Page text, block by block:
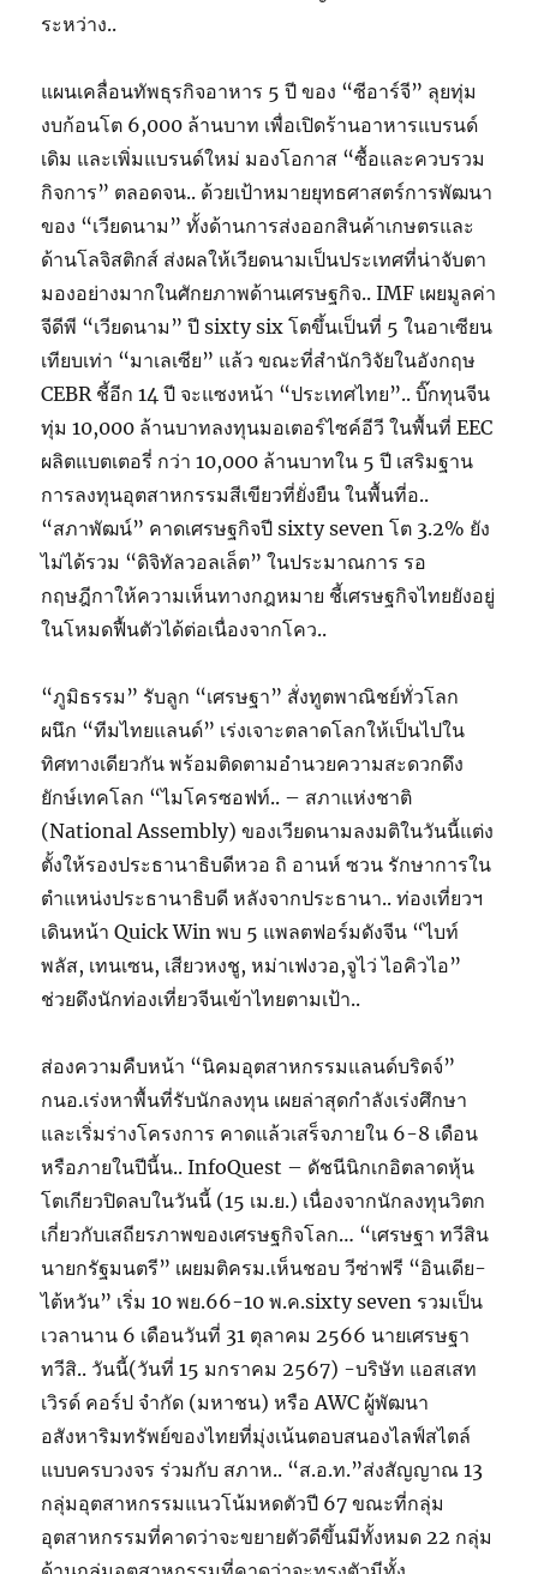
ระหว่าง..
แผนเคลื่อนทัพธุรกิจอาหาร 5 ปี ของ “ซีอาร์จี” ลุยทุ่ม
งบก้อนโต 6,000 ล้านบาท เพื่อเปิดร้านอาหารแบรนด์
เดิม และเพิ่มแบรนด์ใหม่ มองโอกาส “ซื้อและควบรวม
กิจการ” ตลอดจน.. ด้วยเป้าหมายยุทธศาสตร์การพัฒนา
ของ “เวียดนาม” ทั้งด้านการส่งออกสินค้าเกษตรและ
ด้านโลจิสติกส์ ส่งผลให้เวียดนามเป็นประเทศที่น่าจับตา
มองอย่างมากในศักยภาพด้านเศรษฐกิจ.. IMF เผยมูลค่า
จีดีพี “เวียดนาม” ปี sixty six โตขึ้นเป็นที่ 5 ในอาเซียน
เทียบเท่า “มาเลเซีย” แล้ว ขณะที่สำนักวิจัยในอังกฤษ
CEBR ชี้อีก 14 ปี จะแซงหน้า “ประเทศไทย”.. บิ๊กทุนจีน
ทุ่ม 10,000 ล้านบาทลงทุนมอเตอร์ไซค์อีวี ในพื้นที่ EEC
ผลิตแบตเตอรี่ กว่า 10,000 ล้านบาทใน 5 ปี เสริมฐาน
การลงทุนอุตสาหกรรมสีเขียวที่ยั่งยืน ในพื้นที่อ..
“สภาพัฒน์” คาดเศรษฐกิจปี sixty seven โต 3.2% ยัง
ไม่ได้รวม “ดิจิทัลวอลเล็ต” ในประมาณการ รอ
กฤษฎีกาให้ความเห็นทางกฎหมาย ชี้เศรษฐกิจไทยยังอยู่
ในโหมดฟื้นตัวได้ต่อเนื่องจากโคว..
“ภูมิธรรม” รับลูก “เศรษฐา” สั่งทูตพาณิชย์ทั่วโลก
ผนึก “ทีมไทยแลนด์” เร่งเจาะตลาดโลกให้เป็นไปใน
ทิศทางเดียวกัน พร้อมติดตามอำนวยความสะดวกดึง
ยักษ์เทคโลก “ไมโครซอฟท์.. – สภาแห่งชาติ
(National Assembly) ของเวียดนามลงมติในวันนี้แต่ง
ตั้งให้รองประธานาธิบดีหวอ ถิ อานห์ ซวน รักษาการใน
ตำแหน่งประธานาธิบดี หลังจากประธานา.. ท่องเที่ยวฯ
เดินหน้า Quick Win พบ 5 แพลตฟอร์มดังจีน “ไบท์
พลัส, เทนเซน, เสียวหงชู, หม่าเฟงวอ,จูไว่ ไอคิวไอ”
ช่วยดึงนักท่องเที่ยวจีนเข้าไทยตามเป้า..
ส่องความคืบหน้า “นิคมอุตสาหกรรมแลนด์บริดจ์”
กนอ.เร่งหาพื้นที่รับนักลงทุน เผยล่าสุดกำลังเร่งศึกษา
และเริ่มร่างโครงการ คาดแล้วเสร็จภายใน 6-8 เดือน
หรือภายในปีนี้น.. InfoQuest – ดัชนีนิกเกอิตลาดหุ้น
โตเกียวปิดลบในวันนี้ (15 เม.ย.) เนื่องจากนักลงทุนวิตก
เกี่ยวกับเสถียรภาพของเศรษฐกิจโลก… “เศรษฐา ทวีสิน
นายกรัฐมนตรี” เผยมติครม.เห็นชอบ วีซ่าฟรี “อินเดีย-
ไต้หวัน” เริ่ม 10 พย.66-10 พ.ค.sixty seven รวมเป็น
เวลานาน 6 เดือนวันที่ 31 ตุลาคม 2566 นายเศรษฐา
ทวีสิ.. วันนี้(วันที่ 15 มกราคม 2567) -บริษัท แอสเสท
เวิรด์ คอร์ป จำกัด (มหาชน) หรือ AWC ผู้พัฒนา
อสังหาริมทรัพย์ของไทยที่มุ่งเน้นตอบสนองไลฟ์สไตล์
แบบครบวงจร ร่วมกับ สภาห.. “ส.อ.ท.”ส่งสัญญาณ 13
กลุ่มอุตสาหกรรมแนวโน้มหดตัวปี 67 ขณะที่กลุ่ม
อุตสาหกรรมที่คาดว่าจะขยายตัวดีขึ้นมีทั้งหมด 22 กลุ่ม